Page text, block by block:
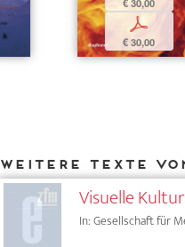
p
€ 30,00
Weitere Texte
Visuelle
In: Gesellschaft für